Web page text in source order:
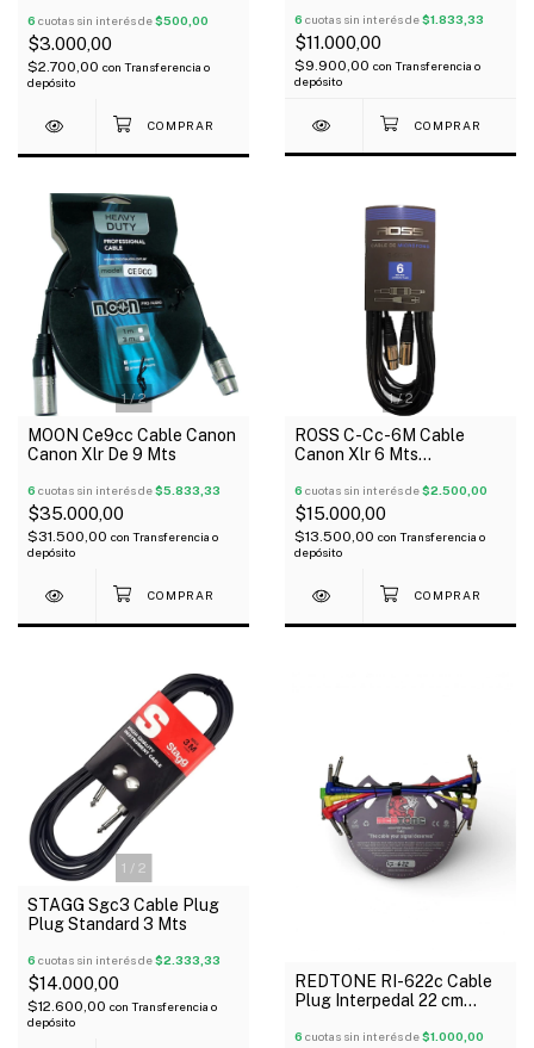
6 cuotas sin interés de$500,00
$3.000,00
$2.700,00 con Transferencia o
depósito
6 cuotas sin interés de$1.833,33
$11.000,00
$9.900,00 con Transferencia o
depósito
1/2
MOON Ce9cc Cable Canon
Canon Xlr De 9 Mts
6 cuotas sin interés de$5.833,33
$35.000,00
$31.500,00 con Transferencia o
depósito
1/2
ROSS C-Cc-6M Cable
Canon Xlr 6 Mts
Metálico
6 cuotas sin interés de$2.500,00
$15.000,00
$13.500,00 con Transferencia o
depósito
1 / 2
STAGG Sgc3 Cable Plug
Plug Standard 3 Mts
6 cuotas sin interés de$2.333,33
$14.000,00
$12.600,00 con Transferencia o
depósito
REDTONE RI-622c Cable
Plug Interpedal 22 cm
6 cuotas sin interés de$1.000,00